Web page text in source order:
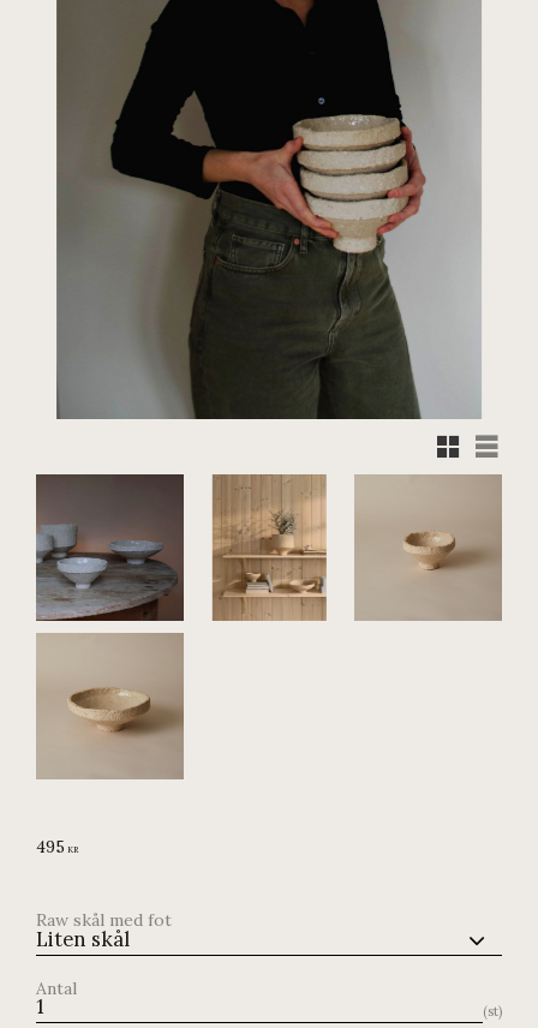
Rutnätsvy
Listvy
495 KR
Raw skål med fot
Antal
st